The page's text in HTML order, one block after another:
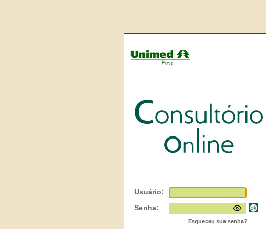
Usuário:
Senha:
Esqueceu sua senha?